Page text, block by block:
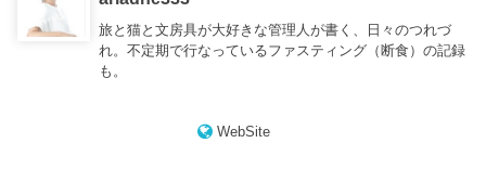
旅と猫と文房具が大好きな管理人が書く、日々のつれづ
れ。不定期で行なっているファスティング（断食）の記録
も。
WebSite